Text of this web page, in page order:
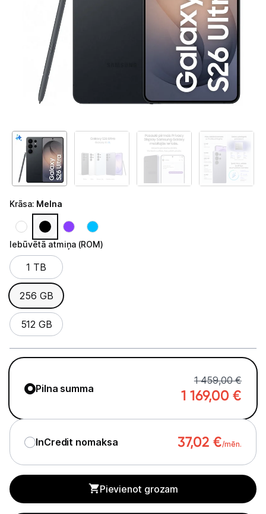
Telefoni, planšetdatori
Telefoni un aksesuāri
Mobilie telefoni un viedtālruņi
Atmiņas kartes
Akumulatori (Power bank)
Auto telefona turētāji
Lādētāji, kabeļi un adapteri
Brīvroku austiņas
Planšetdatori un aksesuāri
Piederumi
Stacionārie un bezvadu telefoni
Viedierīces
Ražotāju atjaunota tehnika
Vēlmju saraksts
Krāsa: Melna
Iebūvētā atmiņa (ROM)
Iebūvētā atmiņa (ROM)
1 TB
256 GB
512 GB
Pilna summa
1 459,00 €
1 169,00 €
InCredit nomaksa 37,02 €/mēn.
Pievienot grozam